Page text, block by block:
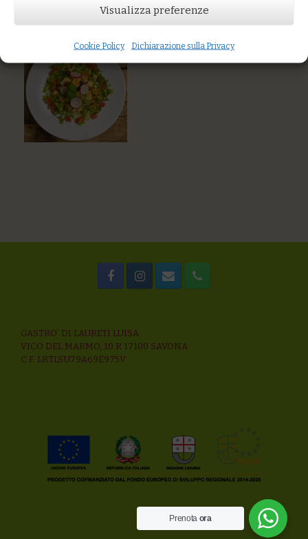
Visualizza preferenze
Cookie Policy Dichiarazione sulla Privacy
You might also like
GASTRO’ DI LAURETI LUISA
VICO DEL MARMO, 10 R 17100 SAVONA
C.F. LRTLSU79A69E975V
Prenota ora